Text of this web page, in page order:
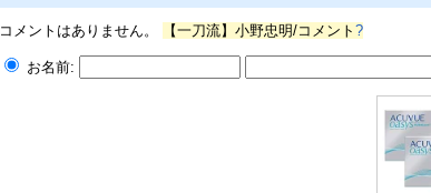
コメントはありません。 【一刀流】小野忠明/コメント?
お名前: